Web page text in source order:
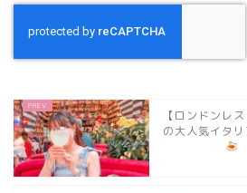
【ロンドンレ
の大人気イタリ